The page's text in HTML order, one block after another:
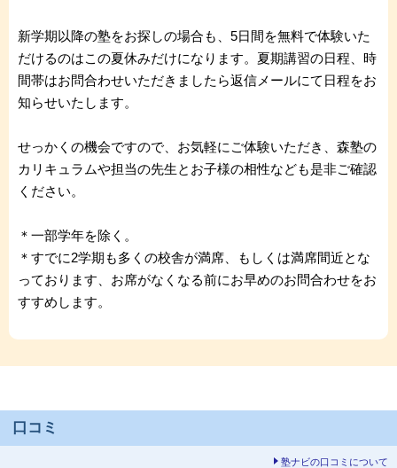
新学期以降の塾をお探しの場合も、5日間を無料で体験いた
だけるのはこの夏休みだけになります。夏期講習の日程、時
間帯はお問合わせいただきましたら返信メールにて日程をお
知らせいたします。
せっかくの機会ですので、お気軽にご体験いただき、森塾の
カリキュラムや担当の先生とお子様の相性なども是非ご確認
ください。
＊一部学年を除く。
＊すでに2学期も多くの校舎が満席、もしくは満席間近とな
っております、お席がなくなる前にお早めのお問合わせをお
すすめします。
口コミ
塾ナビの口コミについて